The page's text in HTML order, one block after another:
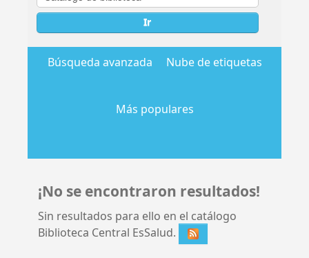
Ir
Búsqueda avanzada Nube de etiquetas
Más populares
¡No se encontraron resultados!
Sin resultados para ello en el catálogo
Biblioteca Central EsSalud.